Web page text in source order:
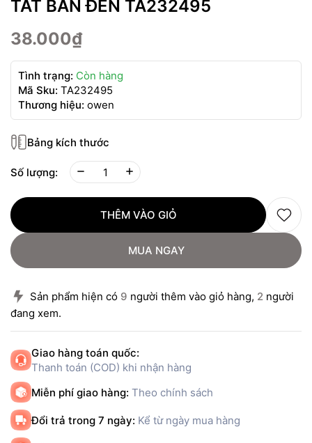
TẤT BÀN ĐEN TA232495
38.000₫
Tình trạng: Còn hàng
Mã Sku: TA232495
Thương hiệu: owen
Bảng kích thước
Số lượng:
THÊM VÀO GIỎ
MUA NGAY
Sản phẩm hiện có 9 người thêm vào giỏ hàng, 2 người
đang xem.
Giao hàng toán quốc:
Thanh toán (COD) khi nhận hàng
Miễn phí giao hàng: Theo chính sách
Đổi trả trong 7 ngày: Kể từ ngày mua hàng